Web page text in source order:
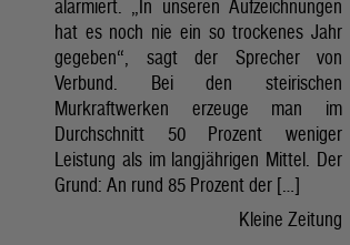
alarmiert. „In unseren Aufzeichnungen
hat es noch nie ein so trockenes Jahr
gegeben“, sagt der Sprecher von
Verbund. Bei den steirischen
Murkraftwerken erzeuge man im
Durchschnitt 50 Prozent weniger
Leistung als im langjährigen Mittel. Der
Grund: An rund 85 Prozent der […]
Kleine Zeitung